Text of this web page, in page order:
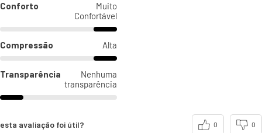
Conforto
Muito
Confortável
Compressão Alta
Transparência
Nenhuma
transparência
esta avaliação foi útil? 0 0